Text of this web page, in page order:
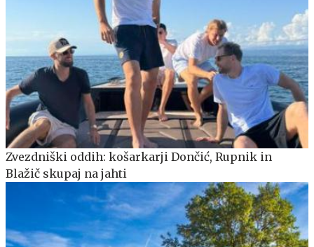
Zvezdniški oddih: košarkarji Dončić, Rupnik in
Blažič skupaj na jahti